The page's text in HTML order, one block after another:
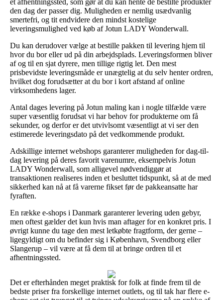
den dag der passer dig. Muligheden er nemlig usædvanlig
smertefri, og tit endvidere den mindst kostelige
leveringsmulighed ved køb af Jotun LADY Wonderwall.
Du kan derudover vælge at bestille pakken til levering hjem til
hvor du bor eller ud på din arbejdsplads. Leveringsformen bliver
af og til en sjat dyrere, men tillige rigtig let. Den mest
prisbevidste leveringsmåde er unægtelig at du selv henter ordren,
hvilket dog forudsætter at du bor i kort afstand af online
virksomhedens lager.
Antal dages levering på Jotun maling kan i nogle tilfælde være
super væsentlig forudsat vi har behov for produkterne om få
sekunder, og derfor er det utvivlsomt væsentligt at vi ser den
estimerede leveringsdato på det vedkommende produkt.
Adskillige internet webshops garanterer muligheden for dag-til-
dag levering på deres favorit varenumre, eksempelvis Jotun
LADY Wonderwall, som alligevel nødvendiggør at
transaktionen realiseres inden et besluttet tidspunkt, så at de med
sikkerhed kan nå at få varerne fikset før de pakkeansatte har
fyraften.
En række e-shops i Danmark garanterer levering uden gebyr,
men oftest gælder det kun hvis man aftager for en konkret pris. I
øvrigt kunne du tage den mest letkøbte fragtform, der gerne –
ligegyldigt om du befinder sig i København, Svendborg eller
Slangerup – vil være at få dem til at bringe ordren til et
afhentningssted.
Det er efterhånden meget praktisk for folk at finde frem til de
bedste priser fra forskellige internet outlets, og til tak har flere e-